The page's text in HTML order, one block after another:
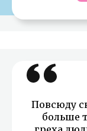
Повсюду
больше